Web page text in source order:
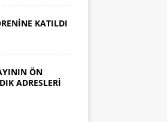
KATILDI
ÖN
ADRESLERİ